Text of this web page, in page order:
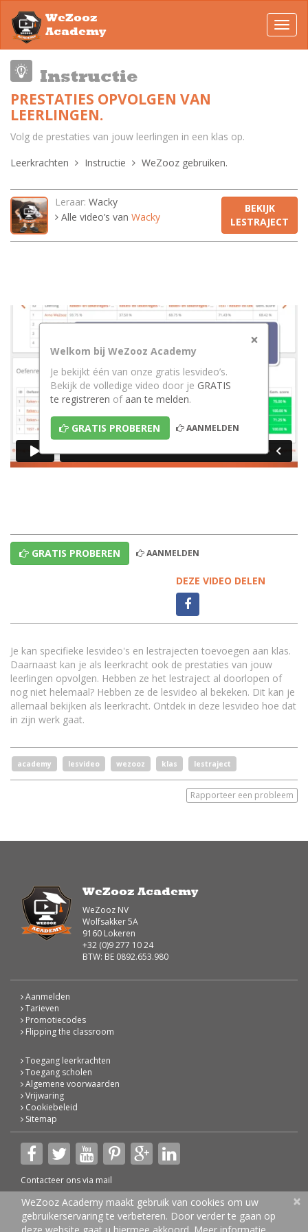
WeZooz
Academy
Instructie
PRESTATIES OPVOLGEN VAN
LEERLINGEN.
Volg de prestaties van jouw leerlingen in een klas op.
Leerkrachten
Instructie WeZooz gebruiken.
Leraar: Wacky
Alle video’s van Wacky
BEKIJK
LESTRAJECT
×
Welkom bij WeZooz Academy
Je bekijkt één van onze gratis lesvideo’s.
Bekijk de volledige video door je GRATIS
te registreren of aan te melden.
GRATIS PROBEREN AANMELDEN
GRATIS PROBEREN AANMELDEN
DEZE VIDEO DELEN
Je kan specifieke lesvideo's en lestrajecten toevoegen aan klas.
Daarnaast kan je als leerkracht ook de prestaties van jouw
leerlingen opvolgen. Hebben ze het lestraject al doorlopen of
nog niet helemaal? Hebben ze de lesvideo al bekeken. Dit kan je
allemaal bekijken als leerkracht. Ontdek in deze lesvideo hoe dat
in zijn werk gaat.
academy lesvideo wezooz klas lestraject
Rapporteer een probleem
WeZooz Academy
WeZooz NV
Wolfsakker 5A
9160 Lokeren
+32 (0)9 277 10 24
BTW: BE 0892.653.980
Aanmelden
Tarieven
Promotiecodes
Flipping the classroom
Toegang leerkrachten
Toegang scholen
Algemene voorwaarden
Vrijwaring
Cookiebeleid
Sitemap
Contacteer ons via mail
© 2026 WeZooz Academy
×
WeZooz Academy maakt gebruik van cookies om uw
gebruikerservaring te verbeteren. Door verder te gaan op